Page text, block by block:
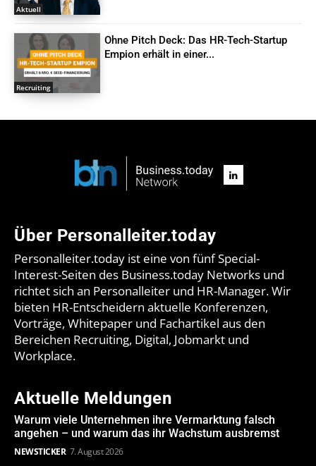
Aktuell
Recruiting
Ohne Pitch Deck: Das HR-Tech-Startup
Empion erhält in einer...
Über Personalleiter.today
Personalleiter.today ist eine von fünf Special-
Interest-Seiten des Business.today Networks und
richtet sich an Personalleiter und HR-Manager. Wir
bieten HR-Entscheidern aktuelle Konferenzen,
Vorträge, Whitepaper und Fachartikel aus den
Bereichen Recruiting, Digital, Jobmarkt und
Workplace.
Aktuelle Meldungen
Warum viele Unternehmen ihre Vermarktung falsch
angehen – und warum das ihr Wachstum ausbremst
NEWSTICKER 7. August 2026